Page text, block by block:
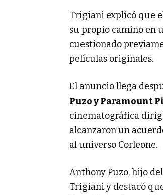
Trigiani explicó que
su propio camino en
cuestionado
películas originales.
El anuncio llega
Puzo y Paramount
cinematográfica
alcanzaron un
al universo Corleone.
Anthony Puzo, hijo
Trigiani y destacó